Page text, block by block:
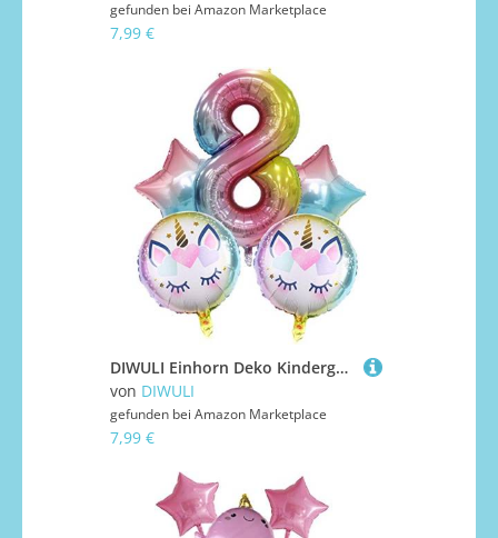
gefunden bei Amazon Marketplace
7,99 €
DIWULI Einhorn Deko Kindergeburtstag 8 Jahre Luftballon Set
von DIWULI
gefunden bei Amazon Marketplace
7,99 €